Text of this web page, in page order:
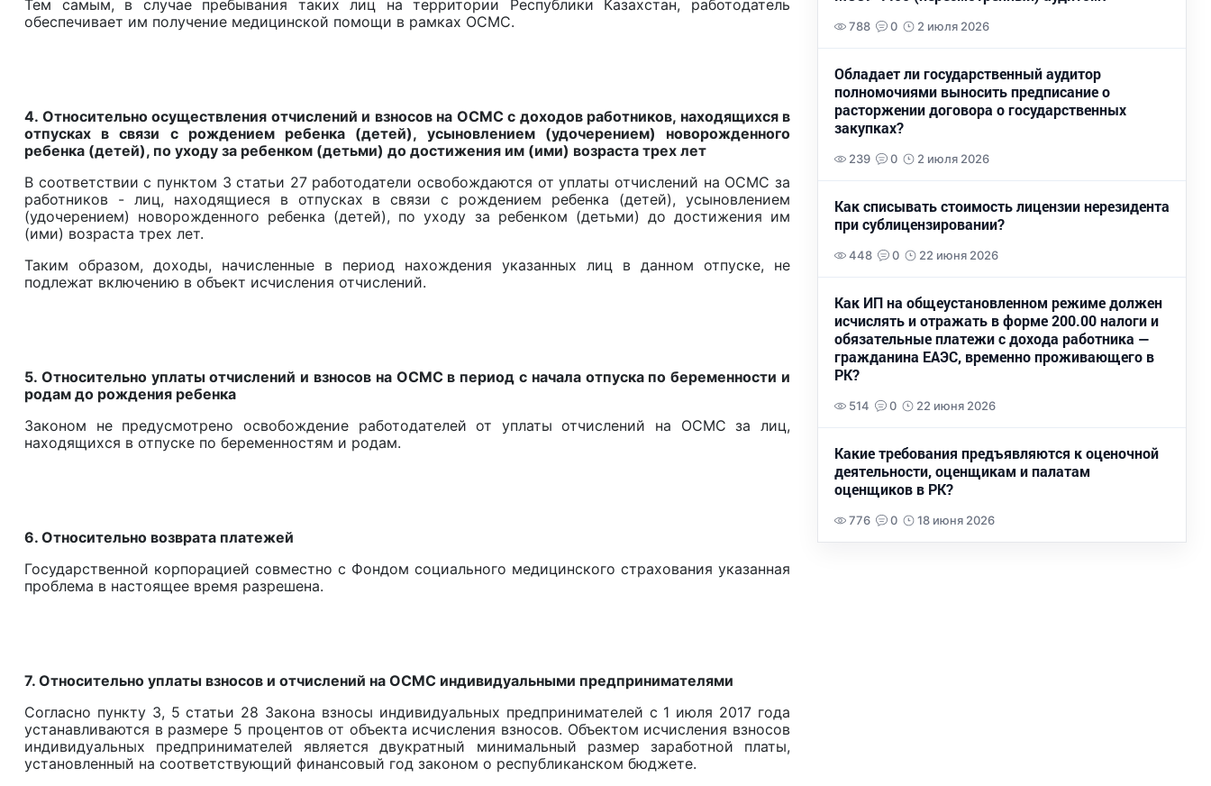
Тем самым, в случае пребывания таких лиц на территории Республики Казахстан, работодатель
обеспечивает им получение медицинской помощи в рамках ОСМС.
4. Относительно осуществления отчислений и взносов на ОСМС с доходов работников, находящихся в
отпусках в связи с рождением ребенка (детей), усыновлением (удочерением) новорожденного
ребенка (детей), по уходу за ребенком (детьми) до достижения им (ими) возраста трех лет
В соответствии с пунктом 3 статьи 27 работодатели освобождаются от уплаты отчислений на ОСМС за
работников - лиц, находящиеся в отпусках в связи с рождением ребенка (детей), усыновлением
(удочерением) новорожденного ребенка (детей), по уходу за ребенком (детьми) до достижения им
(ими) возраста трех лет.
Таким образом, доходы, начисленные в период нахождения указанных лиц в данном отпуске, не
подлежат включению в объект исчисления отчислений.
5. Относительно уплаты отчислений и взносов на ОСМС в период с начала отпуска по беременности и
родам до рождения ребенка
Законом не предусмотрено освобождение работодателей от уплаты отчислений на ОСМС за лиц,
находящихся в отпуске по беременностям и родам.
6. Относительно возврата платежей
Государственной корпорацией совместно с Фондом социального медицинского страхования указанная
проблема в настоящее время разрешена.
7. Относительно уплаты взносов и отчислений на ОСМС индивидуальными предпринимателями
Согласно пункту 3, 5 статьи 28 Закона взносы индивидуальных предпринимателей с 1 июля 2017 года
устанавливаются в размере 5 процентов от объекта исчисления взносов. Объектом исчисления взносов
индивидуальных предпринимателей является двукратный минимальный размер заработной платы,
установленный на соответствующий финансовый год законом о республиканском бюджете.
788 0 2 июля 2026
Обладает ли государственный аудитор
полномочиями выносить предписание о
расторжении договора о государственных
закупках?
239 0 2 июля 2026
Как списывать стоимость лицензии нерезидента
при сублицензировании?
448 0 22 июня 2026
Как ИП на общеустановленном режиме должен
исчислять и отражать в форме 200.00 налоги и
обязательные платежи с дохода работника —
гражданина ЕАЭС, временно проживающего в
РК?
514 0 22 июня 2026
Какие требования предъявляются к оценочной
деятельности, оценщикам и палатам
оценщиков в РК?
776 0 18 июня 2026